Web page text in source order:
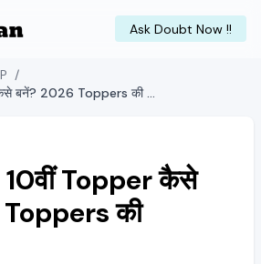
Ask Doubt Now !!
/
UP Board 10वीं Topper कैसे बनें? 2026 Toppers की Strategy
Topper कैसे
की